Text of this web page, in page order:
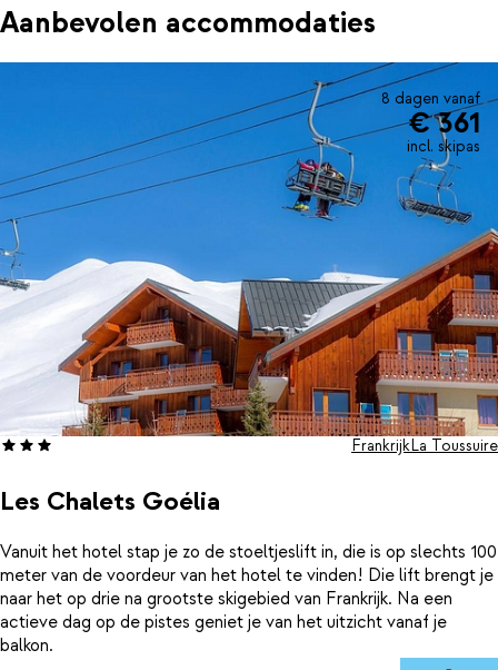
Aanbevolen accommodaties
8 dagen vanaf
€ 361
incl. skipas
Les Chalets Goélia
FrankrijkLa Toussuire
Vanuit het hotel stap je zo de stoeltjeslift in, die is op slechts 100
meter van de voordeur van het hotel te vinden! Die lift brengt je
naar het op drie na grootste skigebied van Frankrijk. Na een
actieve dag op de pistes geniet je van het uitzicht vanaf je
balkon.